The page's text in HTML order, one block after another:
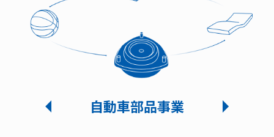
マリン・産業用品事業
スポーツ用品事業
自動車部品事業
医療・福祉機器事業
マリン・産業用品事業
スポーツ用品事業